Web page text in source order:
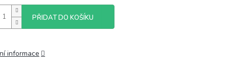
PŘIDAT DO KOŠÍKU
informace